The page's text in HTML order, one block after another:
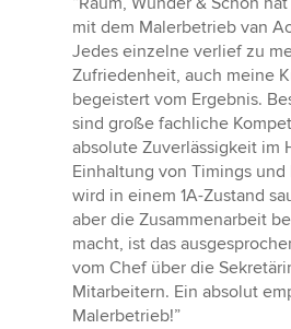
5
von
5
Sternen
mit dem Malerbetrieb van
Jedes einzelne verlief zu
Zufriedenheit, auch meine
begeistert vom Ergebnis.
sind große fachliche
absolute Zuverlässigkeit im
Einhaltung von Timings
wird in einem 1A-Zustand
aber die Zusammenarbeit
macht, ist das
vom Chef über die
Mitarbeitern. Ein absolut
Malerbetrieb!”